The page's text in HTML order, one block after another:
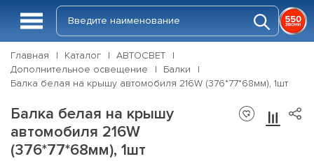
Главная Каталог
АВТОСВЕТ
Дополнительное освещение
Балки
Балка белая на крышу автомобиля 216W (376*77*68мм), 1шт
Балка белая на крышу
автомобиля 216W
(376*77*68мм), 1шт